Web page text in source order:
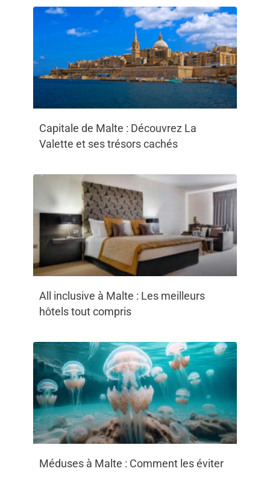
Capitale de Malte : Découvrez La
Valette et ses trésors cachés
All inclusive à Malte : Les meilleurs
hôtels tout compris
Méduses à Malte : Comment les éviter